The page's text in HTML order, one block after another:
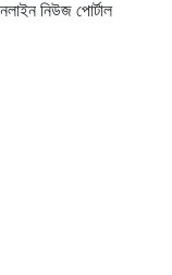
নিউজ পোর্টাল